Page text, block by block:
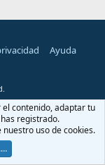
Ayuda
contenido, adaptar tu
registrado.
uso de cookies.